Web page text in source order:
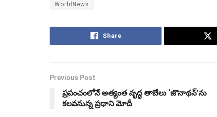
WorldNews
Share
Previous Post
ప్రపంచంలోనే అత్యంత వృద్ధ తాబేలు ‘జొనాథన్’ను
కలవనున్న ప్రధాని మోదీ